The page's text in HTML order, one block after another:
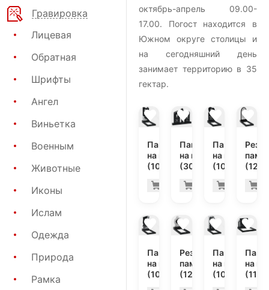
Гравировка
Лицевая
Обратная
Шрифты
Ангел
Виньетка
Военным
Животные
Иконы
Ислам
Одежда
Природа
Рамка
октябрь-апрель 09.00-
17.00. Погост находится в
Южном округе столицы и
на сегодняшний день
занимает территорию в 35
гектар.
Памятник
на могилу
(10-505)
39.900
Купить
Памятник
на могилу
(30-172)
Купить
Памятник
на могилу
(10-777)
Купить
(12-
Памятник
на могилу
(10-286)
Резной
памятник
(12-225)
Памятник
на могилу
(10-470)
на
(11-